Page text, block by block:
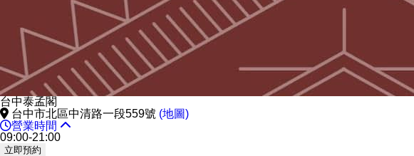
台中泰孟閣
台中市北區中清路一段559號 (地圖)
營業時間
09:00-21:00
立即預約